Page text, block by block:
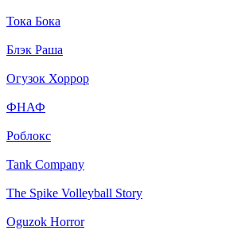
Тока Бока
Блэк Раша
Огузок Хоррор
ФНАФ
Роблокс
Tank Company
The Spike Volleyball Story
Oguzok Horror